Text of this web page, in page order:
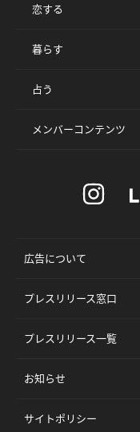
恋する
暮らす
占う
メンバーコンテンツ
広告について
プレスリリース窓口
プレスリリース一覧
お知らせ
サイトポリシー